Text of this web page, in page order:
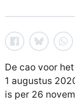
De cao voor
1 augustus
is per 26